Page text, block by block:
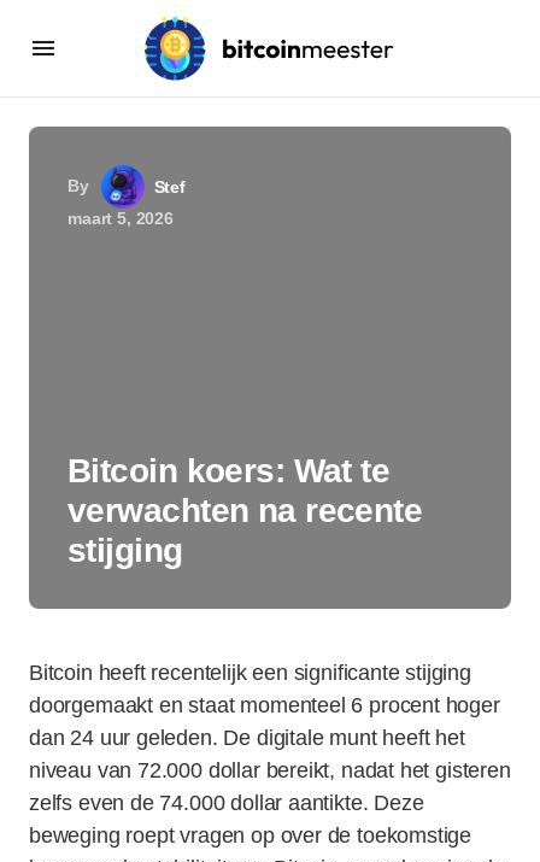
By
Stef
maart 5, 2026
Bitcoin koers: Wat te
verwachten na recente
stijging
Bitcoin heeft recentelijk een significante stijging
doorgemaakt en staat momenteel 6 procent hoger
dan 24 uur geleden. De digitale munt heeft het
niveau van 72.000 dollar bereikt, nadat het gisteren
zelfs even de 74.000 dollar aantikte. Deze
beweging roept vragen op over de toekomstige